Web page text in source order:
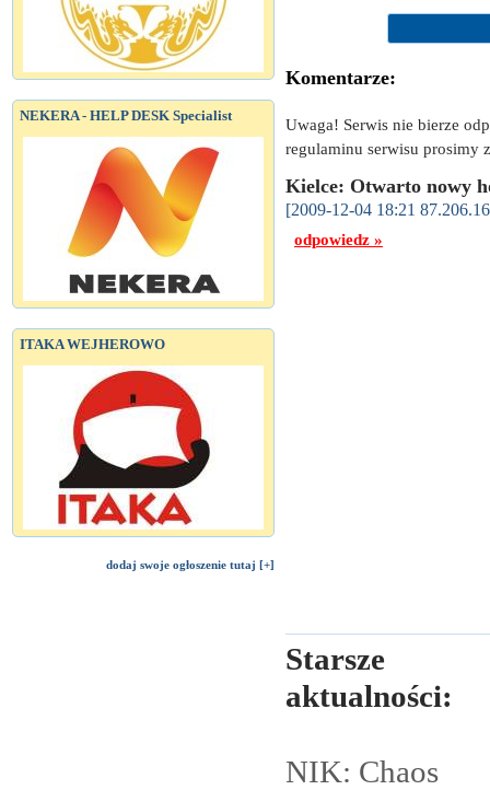
NEKERA - HELP DESK Specialist
ITAKA WEJHEROWO
dodaj swoje ogłoszenie tutaj [+]
Komentarze:
Uwaga! Serwis nie bierze
regulaminu serwisu prosimy
Kielce: Otwarto nowy
[2009-12-04 18:21
odpowiedz »
Starsze
aktualności:
NIK: Chaos